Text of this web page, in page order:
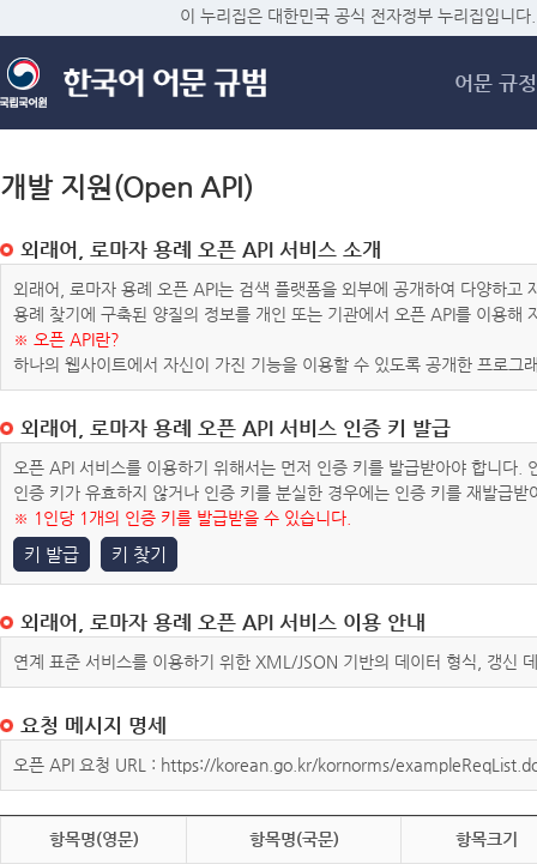
메
이 누리집은 대한민국 공식 전자정부 누리집입니다.
어문 규정
개발 지원(Open API)
외래어, 로마자 용례 오픈 API 서비스 소개
외래어, 로마자 용례 오픈 API는 검색 플랫폼을 외부에 공개하여 다양하
용례 찾기에 구축된 양질의 정보를 개인 또는 기관에서 오픈 API를 이용해
※ 오픈 API란?
하나의 웹사이트에서 자신이 가진 기능을 이용할 수 있도록 공개한 프로그
외래어, 로마자 용례 오픈 API 서비스 인증 키 발급
오픈 API 서비스를 이용하기 위해서는 먼저 인증 키를 발급받아야 합니다
인증 키가 유효하지 않거나 인증 키를 분실한 경우에는 인증 키를 재발급받
※ 1인당 1개의 인증 키를 발급받을 수 있습니다.
키 발급 키 찾기
외래어, 로마자 용례 오픈 API 서비스 이용 안내
연계 표준 서비스를 이용하기 위한 XML/JSON 기반의 데이터 형식, 갱신
요청 메시지 명세
오픈 API 요청 URL : https://korean.go.kr/kornorms/
항목명(영문) 항목명(국문) 항목크기